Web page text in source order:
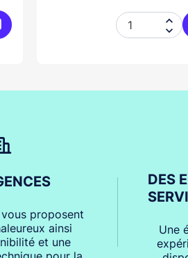
au panier


proposent
ainsi
et une
DES
Une